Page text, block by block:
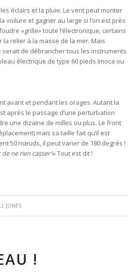
éclairs et la pluie. Le vent peut monter
voilure et gagner au large si l’on est près
«grille» toute l’électronique, certains
relier à la masse de la mer. Mais
de débrancher tous les instruments
électrique de type 60 pieds Imoca ou
avant et pendant les orages. Autant la
après le passage d’une perturbation
une dizaine de milles ou plus. Le front
mais sa taille fait qu’il est
50 nœuds, il peut varier de 180 degrés !
ne rien casser!» Tout est dit !
JONES
!